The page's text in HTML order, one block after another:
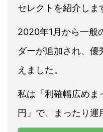
セレクトを紹介しま
2020年1月から一般
ダーが追加され、優
えました。
私は「利確幅広めま
円」で、まったり運